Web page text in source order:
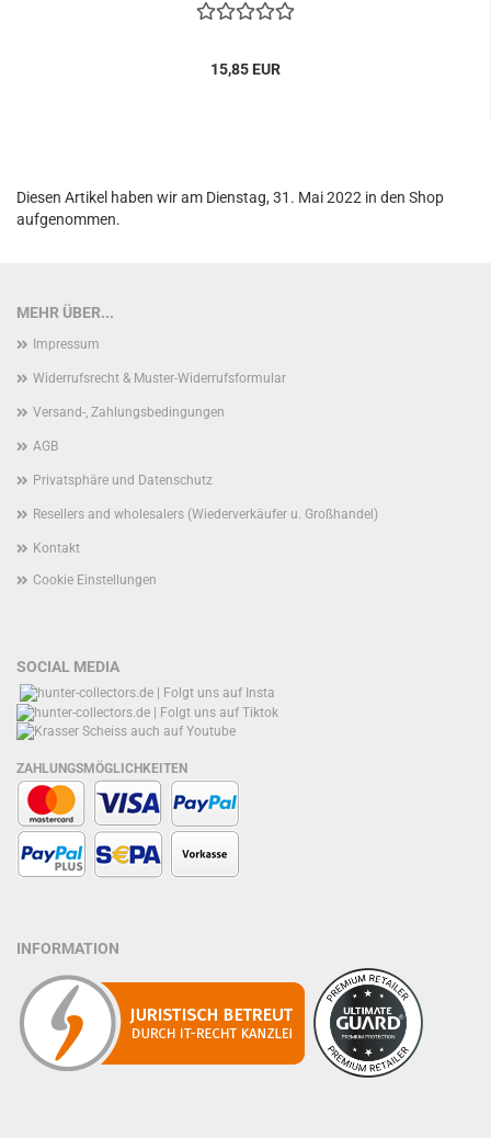
15,85 EUR
Diesen Artikel haben wir am Dienstag, 31. Mai 2022 in den Shop
aufgenommen.
MEHR ÜBER...
Impressum
Widerrufsrecht & Muster-Widerrufsformular
Versand-, Zahlungsbedingungen
AGB
Privatsphäre und Datenschutz
Resellers and wholesalers (Wiederverkäufer u. Großhandel)
Kontakt
Cookie Einstellungen
SOCIAL MEDIA
ZAHLUNGSMÖGLICHKEITEN
INFORMATION